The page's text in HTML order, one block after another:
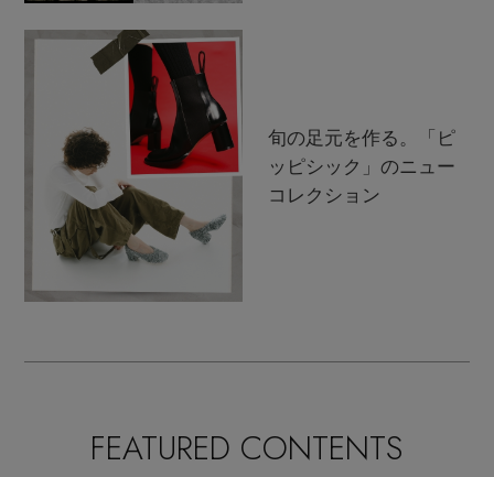
旬の足元を作る。「ピ
ッピシック」のニュー
コレクション
FEATURED CONTENTS